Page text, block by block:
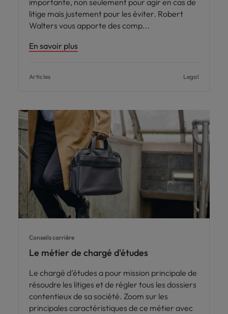
importante, non seulement pour agir en cas de
litige mais justement pour les éviter. Robert
Walters vous apporte des comp
En savoir plus
Articles Legal
Conseils carrière
Le métier de chargé d'études
Le chargé d’études a pour mission principale de
résoudre les litiges et de régler tous les dossiers
contentieux de sa société. Zoom sur les
principales caractéristiques de ce métier avec